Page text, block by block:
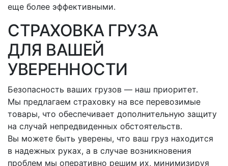
еще более эффективными.
СТРАХОВКА ГРУЗА
ДЛЯ ВАШЕЙ
УВЕРЕННОСТИ
Безопасность ваших грузов — наш приоритет.
Мы предлагаем страховку на все перевозимые
товары, что обеспечивает дополнительную защиту
на случай непредвиденных обстоятельств.
Вы можете быть уверены, что ваш груз находится
в надежных руках, а в случае возникновения
проблем мы оперативно решим их, минимизируя